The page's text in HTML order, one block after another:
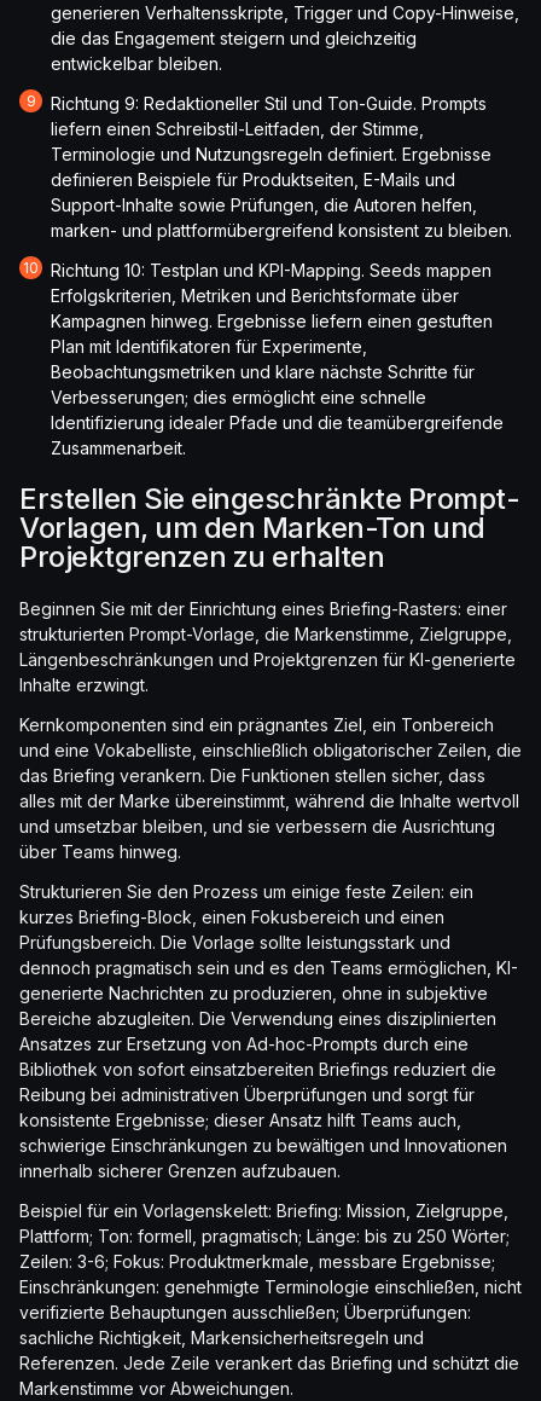
generieren Verhaltensskripte, Trigger und Copy-Hinweise,
die das Engagement steigern und gleichzeitig
entwickelbar bleiben.
Richtung 9: Redaktioneller Stil und Ton-Guide. Prompts
liefern einen Schreibstil-Leitfaden, der Stimme,
Terminologie und Nutzungsregeln definiert. Ergebnisse
definieren Beispiele für Produktseiten, E-Mails und
Support-Inhalte sowie Prüfungen, die Autoren helfen,
marken- und plattformübergreifend konsistent zu bleiben.
Richtung 10: Testplan und KPI-Mapping. Seeds mappen
Erfolgskriterien, Metriken und Berichtsformate über
Kampagnen hinweg. Ergebnisse liefern einen gestuften
Plan mit Identifikatoren für Experimente,
Beobachtungsmetriken und klare nächste Schritte für
Verbesserungen; dies ermöglicht eine schnelle
Identifizierung idealer Pfade und die teamübergreifende
Zusammenarbeit.
Erstellen Sie eingeschränkte Prompt-
Vorlagen, um den Marken-Ton und
Projektgrenzen zu erhalten
Beginnen Sie mit der Einrichtung eines Briefing-Rasters: einer
strukturierten Prompt-Vorlage, die Markenstimme, Zielgruppe,
Längenbeschränkungen und Projektgrenzen für KI-generierte
Inhalte erzwingt.
Kernkomponenten sind ein prägnantes Ziel, ein Tonbereich
und eine Vokabelliste, einschließlich obligatorischer Zeilen, die
das Briefing verankern. Die Funktionen stellen sicher, dass
alles mit der Marke übereinstimmt, während die Inhalte wertvoll
und umsetzbar bleiben, und sie verbessern die Ausrichtung
über Teams hinweg.
Strukturieren Sie den Prozess um einige feste Zeilen: ein
kurzes Briefing-Block, einen Fokusbereich und einen
Prüfungsbereich. Die Vorlage sollte leistungsstark und
dennoch pragmatisch sein und es den Teams ermöglichen, KI-
generierte Nachrichten zu produzieren, ohne in subjektive
Bereiche abzugleiten. Die Verwendung eines disziplinierten
Ansatzes zur Ersetzung von Ad-hoc-Prompts durch eine
Bibliothek von sofort einsatzbereiten Briefings reduziert die
Reibung bei administrativen Überprüfungen und sorgt für
konsistente Ergebnisse; dieser Ansatz hilft Teams auch,
schwierige Einschränkungen zu bewältigen und Innovationen
innerhalb sicherer Grenzen aufzubauen.
Beispiel für ein Vorlagenskelett: Briefing: Mission, Zielgruppe,
Plattform; Ton: formell, pragmatisch; Länge: bis zu 250 Wörter;
Zeilen: 3-6; Fokus: Produktmerkmale, messbare Ergebnisse;
Einschränkungen: genehmigte Terminologie einschließen, nicht
verifizierte Behauptungen ausschließen; Überprüfungen:
sachliche Richtigkeit, Markensicherheitsregeln und
Referenzen. Jede Zeile verankert das Briefing und schützt die
Markenstimme vor Abweichungen.